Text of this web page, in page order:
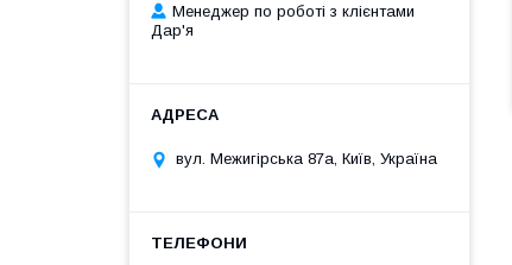
Менеджер по роботі з клієнтами
Дар'я
вул. Межигірська 87а, Київ, Україна